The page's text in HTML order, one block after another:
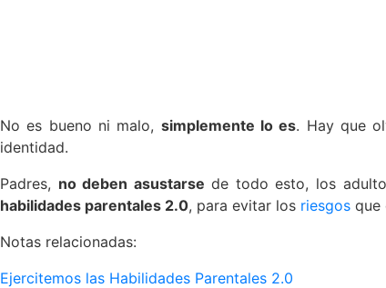
No es bueno ni malo, simplemente lo es. Hay que
identidad.
Padres, no deben asustarse de todo esto, los
habilidades parentales 2.0, para evitar los riesgos que
Notas relacionadas:
Ejercitemos las Habilidades Parentales 2.0